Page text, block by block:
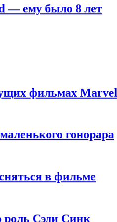
— ему было 8 лет
фильмах Marvel
гонорара
в фильме
роль Сэди Синк